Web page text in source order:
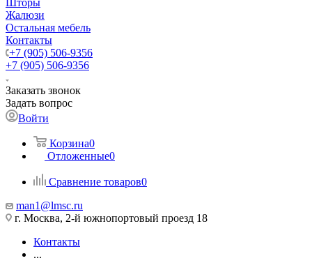
Шторы
Жалюзи
Остальная мебель
Контакты
+7 (905) 506-9356
+7 (905) 506-9356
Заказать звонок
Задать вопрос
Войти
Корзина0
Отложенные0
Сравнение товаров0
man1@lmsc.ru
г. Москва, 2-й южнопортовый проезд 18
Контакты
...